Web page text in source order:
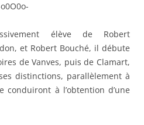
élève de Robert
et Robert Bouché, il débute
de Vanves, puis de Clamart,
distinctions, parallèlement à
à l’obtention d’une